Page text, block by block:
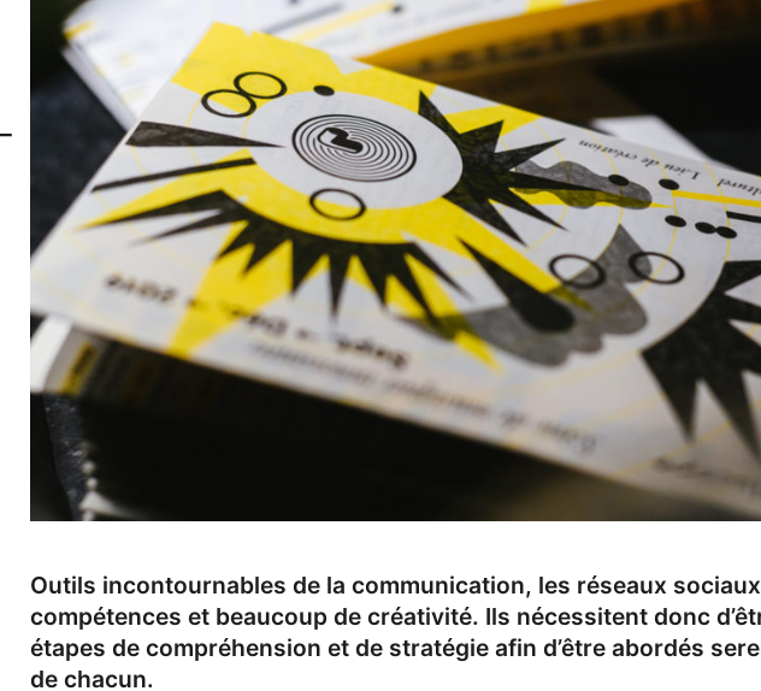
Outils incontournables de la communication, les réseaux
compétences et beaucoup de créativité. Ils nécessitent donc
étapes de compréhension et de stratégie afin d’être abordés
de chacun.